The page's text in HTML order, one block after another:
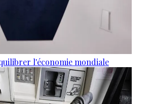
l'économie mondiale